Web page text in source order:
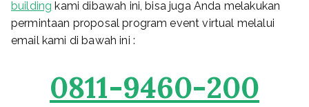
building kami dibawah ini, bisa juga Anda melakukan
permintaan proposal program event virtual melalui
email kami di bawah ini :
0811-9460-200